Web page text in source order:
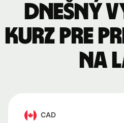
Dnešný
kurz pre
na
CAD